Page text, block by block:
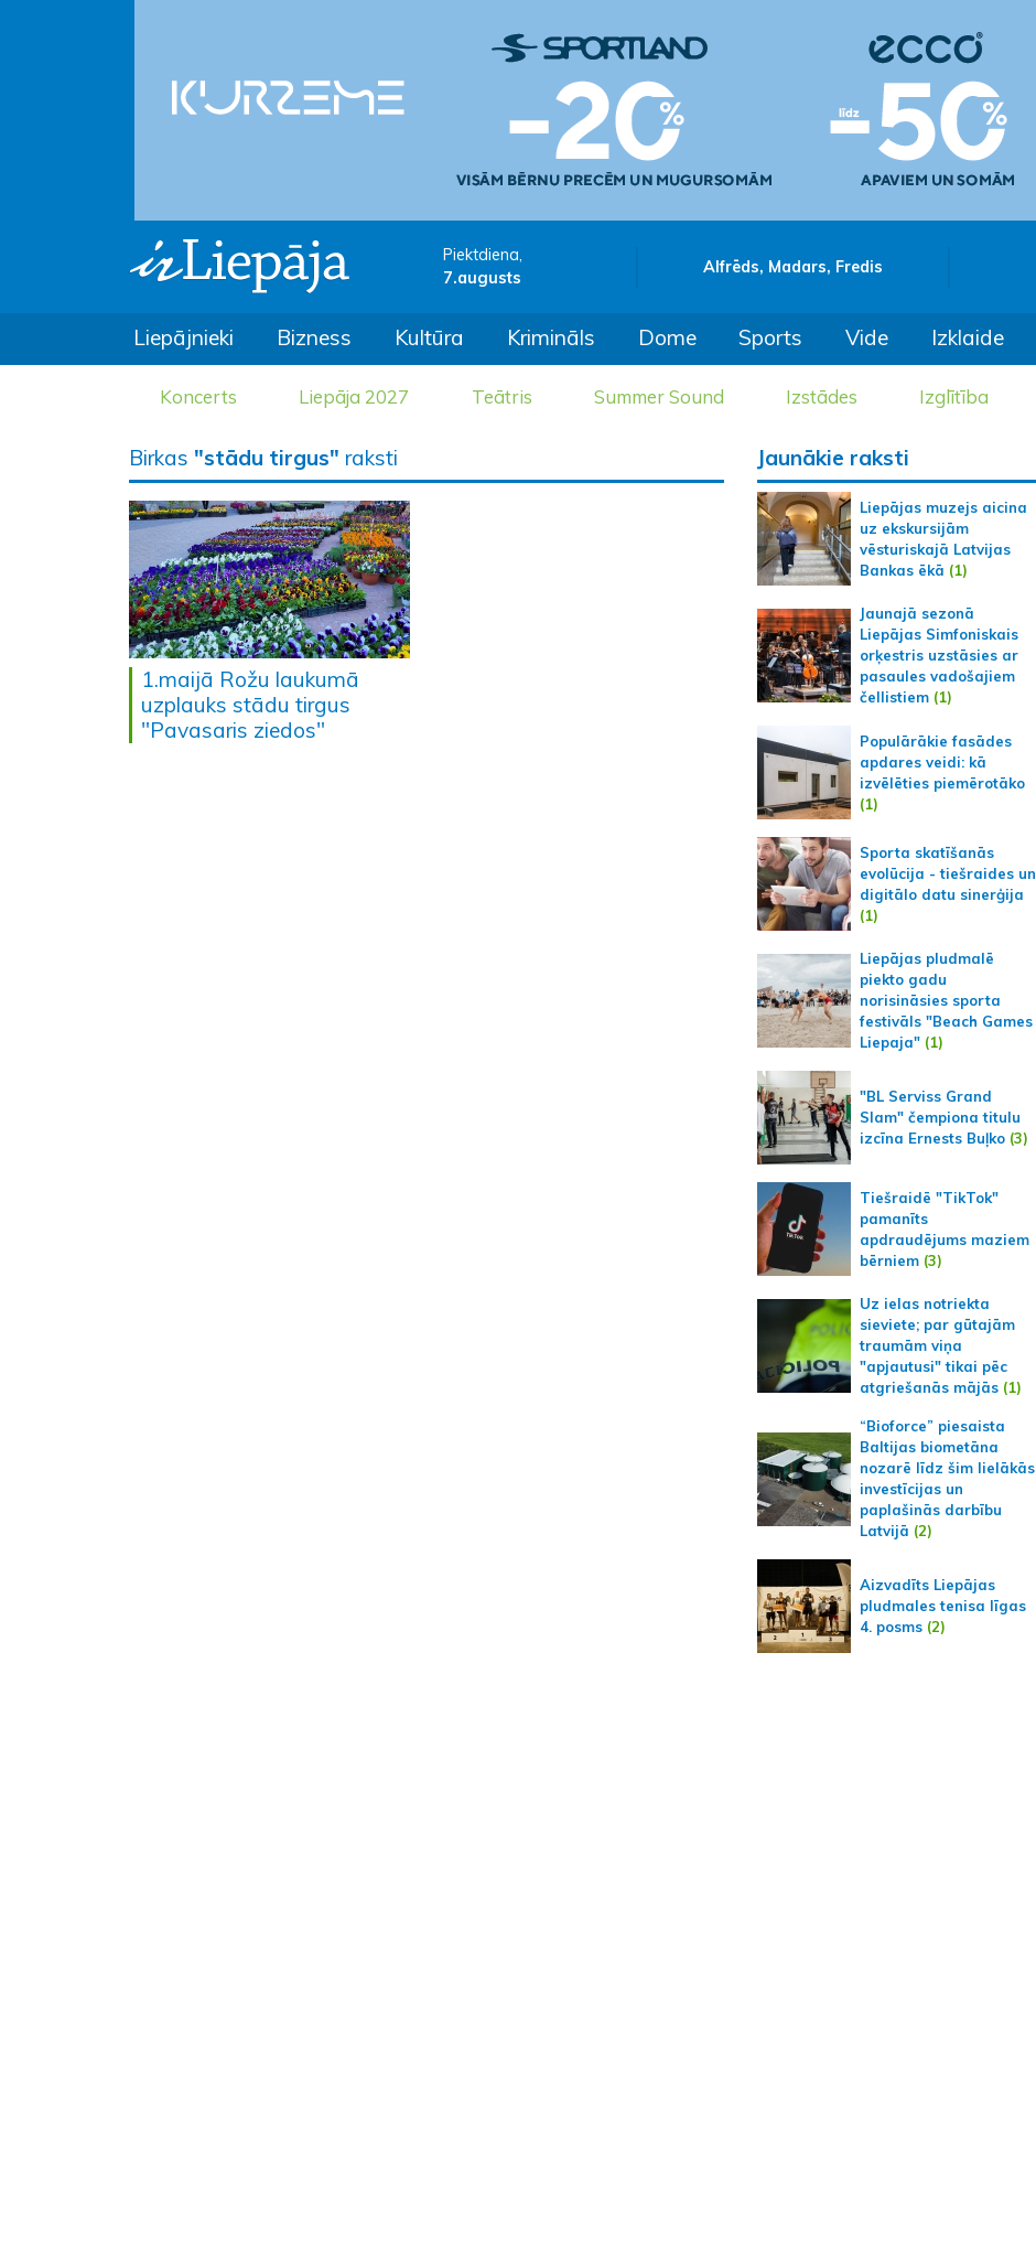
Piektdiena,
7.augusts
Alfrēds, Madars, Fredis
Liepājnieki Bizness Kultūra Krimināls Dome Sports Vide Izklaide
Koncerts Liepāja 2027 Teātris Summer Sound Izstādes Izglītība
Birkas "stādu tirgus" raksti
1.maijā Rožu laukumā
uzplauks stādu tirgus
"Pavasaris ziedos"
Jaunākie raksti
Liepājas muzejs aicina
uz ekskursijām
vēsturiskajā Latvijas
Bankas ēkā (1)
Jaunajā sezonā
Liepājas Simfoniskais
orķestris uzstāsies ar
pasaules vadošajiem
čellistiem (1)
Populārākie fasādes
apdares veidi: kā
izvēlēties piemērotāko
(1)
Sporta skatīšanās
evolūcija - tiešraides un
digitālo datu sinerģija
(1)
Liepājas pludmalē
piekto gadu
norisināsies sporta
festivāls "Beach Games
Liepaja" (1)
"BL Serviss Grand
Slam" čempiona titulu
izcīna Ernests Buļko (3)
Tiešraidē "TikTok"
pamanīts
apdraudējums maziem
bērniem (3)
Uz ielas notriekta
sieviete; par gūtajām
traumām viņa
"apjautusi" tikai pēc
atgriešanās mājās (1)
“Bioforce” piesaista
Baltijas biometāna
nozarē līdz šim lielākās
investīcijas un
paplašinās darbību
Latvijā (2)
Aizvadīts Liepājas
pludmales tenisa līgas
4. posms (2)